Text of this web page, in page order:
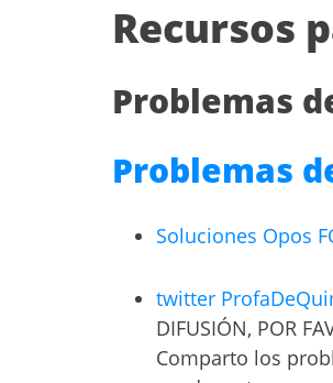
Recursos
Problemas
Problemas
Soluciones Opos
twitter
DIFUSIÓN, POR
Comparto los